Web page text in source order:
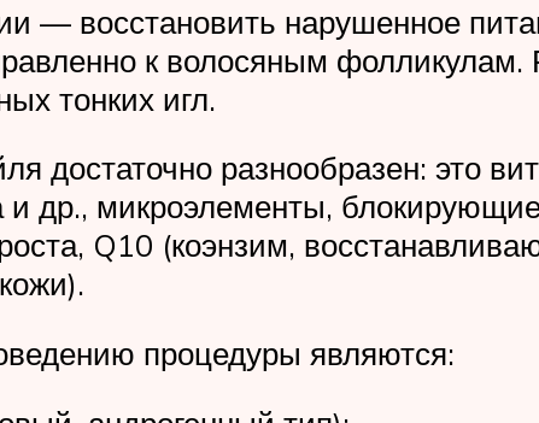
— восстановить нарушенное
к волосяным
тонких игл.
достаточно разнообразен: это
и др., микроэлементы,
Q10 (коэнзим,
процедуры являются: